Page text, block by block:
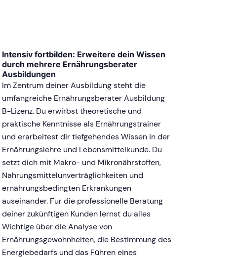
Intensiv fortbilden: Erweitere dein Wissen
durch mehrere Ernährungsberater
Ausbildungen
Im Zentrum deiner Ausbildung steht die
umfangreiche Ernährungsberater Ausbildung
B-Lizenz. Du erwirbst theoretische und
praktische Kenntnisse als Ernährungstrainer
und erarbeitest dir tiefgehendes Wissen in der
Ernährungslehre und Lebensmittelkunde. Du
setzt dich mit Makro- und Mikronährstoffen,
Nahrungsmittelunverträglichkeiten und
ernährungsbedingten Erkrankungen
auseinander. Für die professionelle Beratung
deiner zukünftigen Kunden lernst du alles
Wichtige über die Analyse von
Ernährungsgewohnheiten, die Bestimmung des
Energiebedarfs und das Führen eines